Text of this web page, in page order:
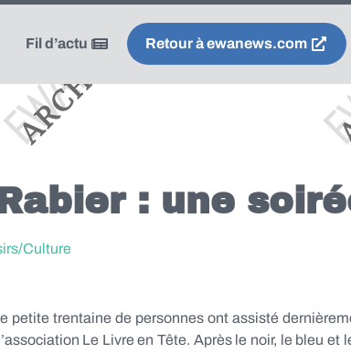
Fil d’actu Retour à ewanews.com
: une
Culture
petite trentaine de personnes ont assisté
Le Livre en Tête. Après le noir, le bleu